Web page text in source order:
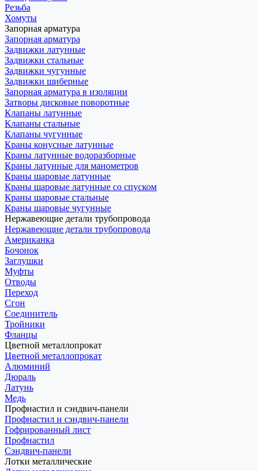
Резьба
Хомуты
Запорная арматура
Запорная арматура
Задвижки латунные
Задвижки стальные
Задвижки чугунные
Задвижки шиберные
Запорная арматура в изоляции
Затворы дисковые поворотные
Клапаны латунные
Клапаны стальные
Клапаны чугунные
Краны конусные латунные
Краны латунные водоразборные
Краны латунные для манометров
Краны шаровые латунные
Краны шаровые латунные со спуском
Краны шаровые стальные
Краны шаровые чугунные
Нержавеющие детали трубопровода
Нержавеющие детали трубопровода
Американка
Бочонок
Заглушки
Муфты
Отводы
Переход
Сгон
Соединитель
Тройники
Фланцы
Цветной металлопрокат
Цветной металлопрокат
Алюминий
Дюраль
Латунь
Медь
Профнастил и сэндвич-панели
Профнастил и сэндвич-панели
Гофрированный лист
Профнастил
Сэндвич-панели
Лотки металлические